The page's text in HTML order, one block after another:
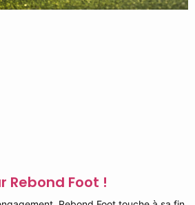
Rebond Foot !